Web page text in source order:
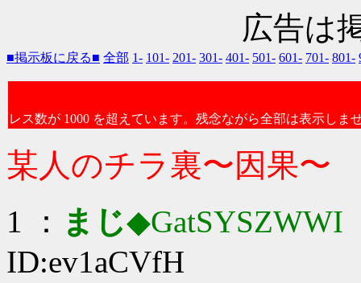
広告は
■掲示板に戻る■ 全部 1- 101- 201- 301- 401- 501- 601- 701- 801-
レス数が 1000 を超えています。残念ながら全部は表示しま
某人のチラ裏〜因果〜
1 ： まじ◆GatSYSZWWI
ID:ev1aCVfH